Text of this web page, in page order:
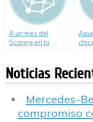
A un mes del
Scoring en la
Noticias
Mercedes-
compromiso